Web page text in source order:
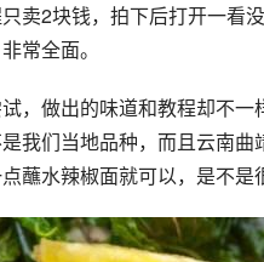
卖2块钱，拍下后打开一看
常全面。
，做出的味道和教程却不一
我们当地品种，而且云南
蘸水辣椒面就可以，是不是